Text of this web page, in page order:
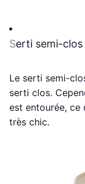
Serti semi-clos
Le serti semi-
serti clos.
est entourée, ce
très chic.